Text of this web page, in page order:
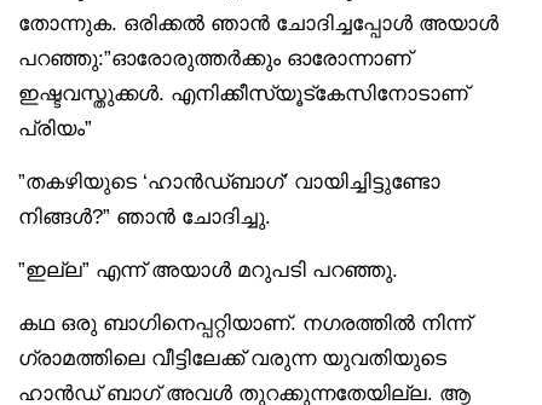
തോന്നുക. ഒരിക്കൽ ഞാൻ ചോദിച്ചപ്പോൾ അയാൾ
പറഞ്ഞു:”ഓരോരുത്തർക്കും ഓരോന്നാണ്
ഇഷ്ടവസ്തുക്കൾ. എനിക്കീസ്യൂട്‌കേസിനോടാണ്
പ്രിയം”
”തകഴിയുടെ ‘ഹാൻഡ്ബാഗ്’ വായിച്ചിട്ടുണ്ടോ
നിങ്ങൾ?” ഞാൻ ചോദിച്ചു.
”ഇല്ല” എന്ന് അയാൾ മറുപടി പറഞ്ഞു.
കഥ ഒരു ബാഗിനെപ്പറ്റിയാണ്. നഗരത്തിൽ നിന്ന്
ഗ്രാമത്തിലെ വീട്ടിലേക്ക് വരുന്ന യുവതിയുടെ
ഹാൻഡ് ബാഗ് അവൾ തുറക്കുന്നതേയില്ല. ആ